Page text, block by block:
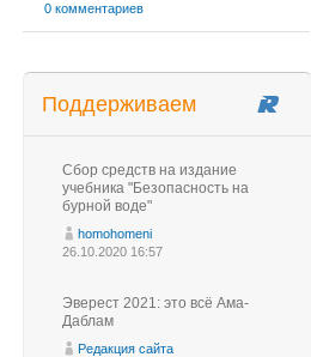
0 комментариев
Поддерживаем
Сбор средств на издание
учебника "Безопасность на
бурной воде"
homohomeni
26.10.2020 16:57
Эверест 2021: это всё Ама-
Даблам
Редакция сайта